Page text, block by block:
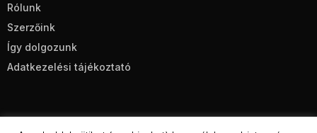
Rólunk
Szerzőink
Így dolgozunk
Adatkezelési tájékoztató